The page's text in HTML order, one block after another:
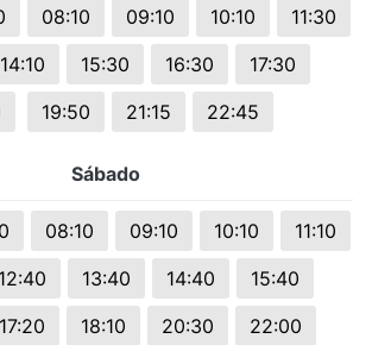
08:10 09:10 10:10
11:30
14:10 15:30 16:30
17:30
19:50 21:15 22:45
Sábado
08:10 09:10 10:10
11:10
12:40 13:40 14:40
15:40
17:20 18:10 20:30 22:00